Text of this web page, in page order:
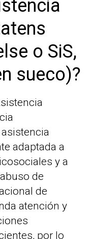
o SiS,
sueco)?
adaptada a
y a
de
de
atención y
por lo